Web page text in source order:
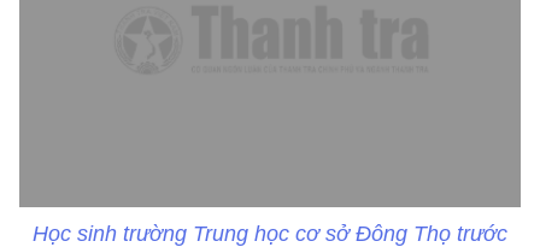
Học sinh trường Trung học cơ sở Đông Thọ trước